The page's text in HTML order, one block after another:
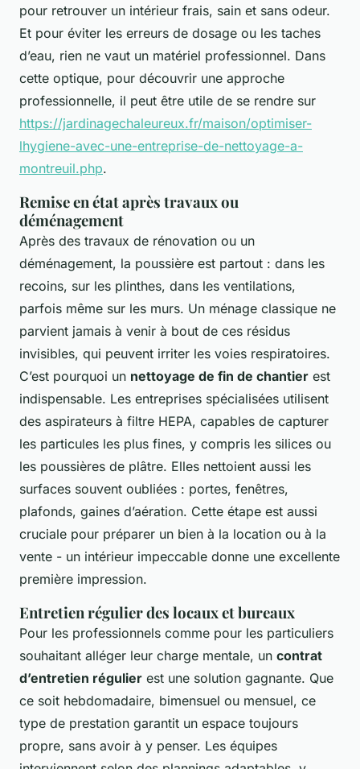
pour retrouver un intérieur frais, sain et sans odeur.
Et pour éviter les erreurs de dosage ou les taches
d’eau, rien ne vaut un matériel professionnel. Dans
cette optique, pour découvrir une approche
professionnelle, il peut être utile de se rendre sur
https://jardinagechaleureux.fr/maison/optimiser-
lhygiene-avec-une-entreprise-de-nettoyage-a-
montreuil.php.
Remise en état après travaux ou
déménagement
Après des travaux de rénovation ou un
déménagement, la poussière est partout : dans les
recoins, sur les plinthes, dans les ventilations,
parfois même sur les murs. Un ménage classique ne
parvient jamais à venir à bout de ces résidus
invisibles, qui peuvent irriter les voies respiratoires.
C’est pourquoi un nettoyage de fin de chantier est
indispensable. Les entreprises spécialisées utilisent
des aspirateurs à filtre HEPA, capables de capturer
les particules les plus fines, y compris les silices ou
les poussières de plâtre. Elles nettoient aussi les
surfaces souvent oubliées : portes, fenêtres,
plafonds, gaines d’aération. Cette étape est aussi
cruciale pour préparer un bien à la location ou à la
vente - un intérieur impeccable donne une excellente
première impression.
Entretien régulier des locaux et bureaux
Pour les professionnels comme pour les particuliers
souhaitant alléger leur charge mentale, un contrat
d’entretien régulier est une solution gagnante. Que
ce soit hebdomadaire, bimensuel ou mensuel, ce
type de prestation garantit un espace toujours
propre, sans avoir à y penser. Les équipes